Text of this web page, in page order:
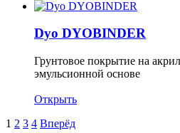
Dyo DYOBINDER
Грунтовое покрытие на
эмульсионной основе
Открыть
1 2 3 4 Вперёд